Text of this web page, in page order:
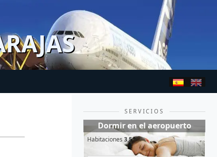
SERVICIOS
Dormir en el aeropuerto
Habitaciones3,5*